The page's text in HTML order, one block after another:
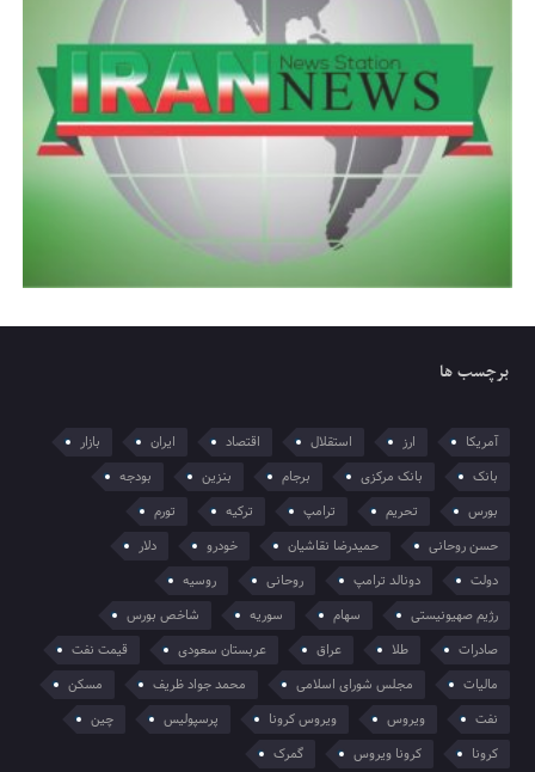
برچسب ها
آمریکا ارز استقلال اقتصاد ایران
بازار
بانک
بانک مرکزی برجام بنزین
بودجه
بورس
تحریم ترامپ ترکیه
تورم
حسن روحانی
حمیدرضا نقاشیان خودرو
دلار
دولت
دونالد ترامپ روحانی
روسیه
رژیم صهیونیستی
سهام سوریه
شاخص بورس
صادرات
طلا عراق عربستان سعودی
قیمت نفت
مالیات
مجلس شورای اسلامی محمد جواد ظریف
مسکن
نفت
ویروس ویروس کرونا پرسپولیس
چین
کرونا
کرونا ویروس گمرک